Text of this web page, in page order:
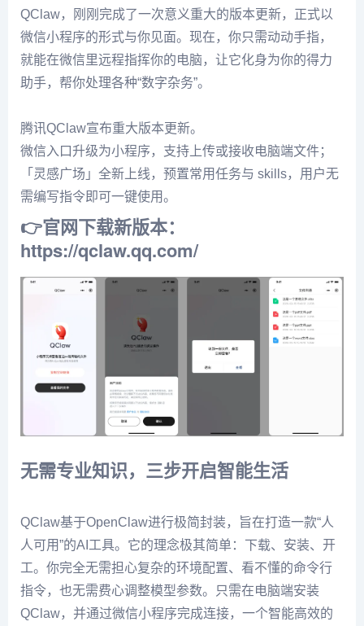
QClaw，刚刚完成了一次意义重大的版本更新，正式以
微信小程序的形式与你见面。现在，你只需动动手指，
就能在微信里远程指挥你的电脑，让它化身为你的得力
助手，帮你处理各种“数字杂务”。
腾讯QClaw宣布重大版本更新。
微信入口升级为小程序，支持上传或接收电脑端文件；
「灵感广场」全新上线，预置常用任务与 skills，用户无
需编写指令即可一键使用。
👉官网下载新版本：
https://qclaw.qq.com/
无需专业知识，三步开启智能生活
QClaw基于OpenClaw进行极简封装，旨在打造一款“人
人可用”的AI工具。它的理念极其简单：下载、安装、开
工。你完全无需担心复杂的环境配置、看不懂的命令行
指令，也无需费心调整模型参数。只需在电脑端安装
QClaw，并通过微信小程序完成连接，一个智能高效的